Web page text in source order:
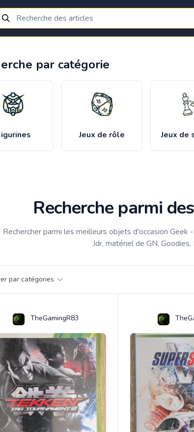
par catégorie
Jeux de rôle Jeux de
Recherche parmi
Rechercher parmi les meilleurs objets d'occasion Geek
Jdr, matériel de GN,
par catégories
TheGamingR83